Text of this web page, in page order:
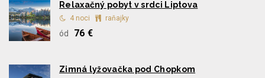
Relaxačný pobyt v srdci Liptova
4 noci raňajky
ód 76 €
Zimná lyžovačka pod Chopkom